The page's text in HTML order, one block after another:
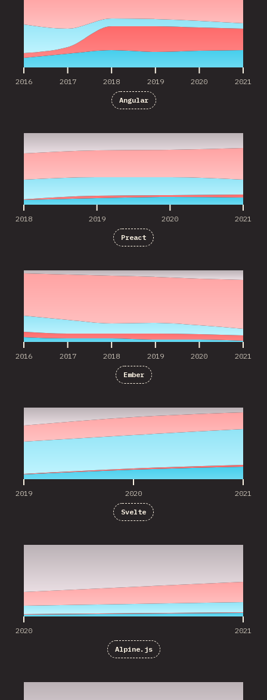
2016 2017 2018 2019 2020 2021
Angular
2018 2019 2020 2021
Preact
2016 2017 2018 2019 2020 2021
Ember
2019 2020 2021
Svelte
2020 2021
Alpine.js